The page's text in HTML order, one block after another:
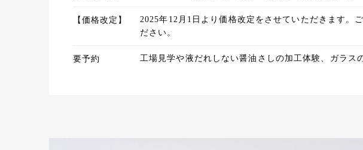
た。末永くご使用い
【価格改定】
2025年12月1日より価格改定をさせていただきます。
ださい。
要予約 工場見学や液だれしない醤油さしの加工体験、ガラス